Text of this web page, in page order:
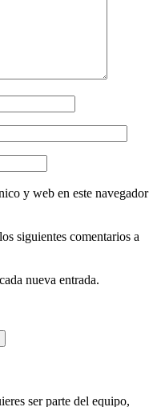
y web en este navegador
siguientes comentarios a
nueva entrada.
ser parte del equipo,